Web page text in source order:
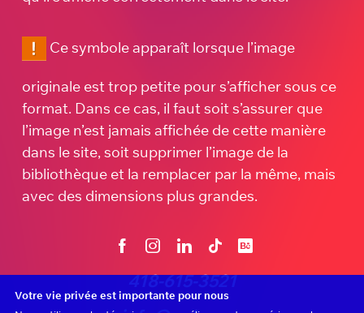
Ce symbole apparaît lorsque l’image
originale est trop petite pour s’afficher sous ce
format. Dans ce cas, il faut soit s’assurer que
l’image n’est jamais affichée de cette manière
dans le site, soit supprimer l’image de la
bibliothèque et la remplacer par la même, mais
avec des dimensions plus grandes.
418-615-3521
Votre vie privée est importante pour nous